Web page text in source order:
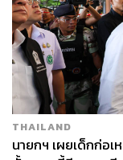
THAILAND
นายกฯ เผยเด็กก่อเ